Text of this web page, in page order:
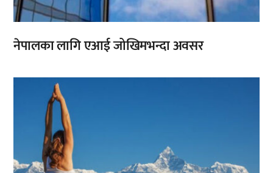
नेपालका लागि एआई जोखिमभन्दा अवसर